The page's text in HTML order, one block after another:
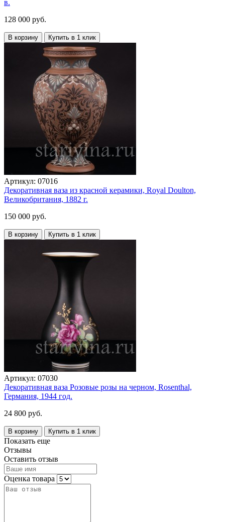
в.
128 000 руб.
В корзину Купить в 1 клик
Артикул: 07016
Декоративная ваза из красной керамики, Royal Doulton,
Великобритания, 1882 г.
150 000 руб.
В корзину Купить в 1 клик
Артикул: 07030
Декоративная ваза Розовые розы на черном, Rosenthal,
Германия, 1944 год.
24 800 руб.
В корзину Купить в 1 клик
Показать еще
Отзывы
Оставить отзыв
Оценка товара